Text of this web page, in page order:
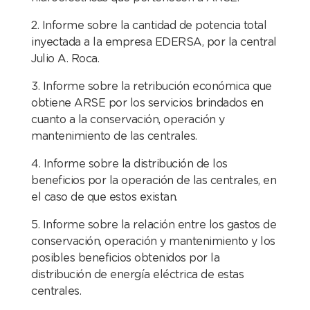
2. Informe sobre la cantidad de potencia total
inyectada a la empresa EDERSA, por la central
Julio A. Roca.
3. Informe sobre la retribución económica que
obtiene ARSE por los servicios brindados en
cuanto a la conservación, operación y
mantenimiento de las centrales.
4. Informe sobre la distribución de los
beneficios por la operación de las centrales, en
el caso de que estos existan.
5. Informe sobre la relación entre los gastos de
conservación, operación y mantenimiento y los
posibles beneficios obtenidos por la
distribución de energía eléctrica de estas
centrales.